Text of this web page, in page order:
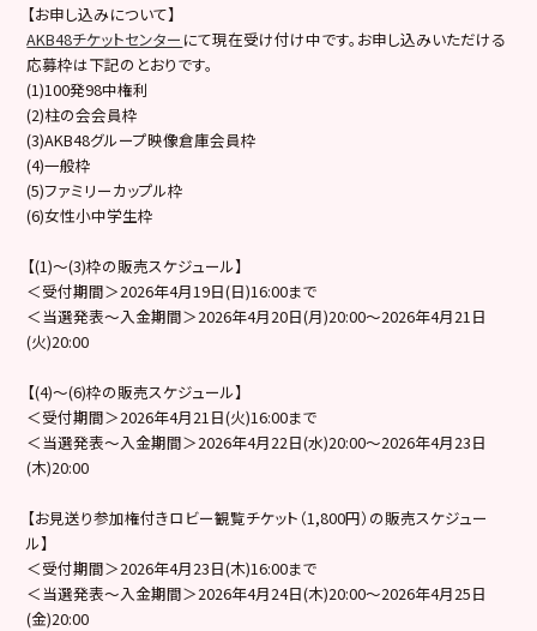
【お申し込みについて】
AKB48チケットセンター にて現在受け付け中です。お申し込みいただける
応募枠は下記のとおりです。
(1)100発98中権利
(2)柱の会会員枠
(3)AKB48グループ映像倉庫会員枠
(4)一般枠
(5)ファミリーカップル枠
(6)女性小中学生枠
【(1)～(3)枠の販売スケジュール】
＜受付期間＞2026年4月19日(日)16:00まで
＜当選発表～入金期間＞2026年4月20日(月)20:00～2026年4月21日
(火)20:00
【(4)〜(6)枠の販売スケジュール】
＜受付期間＞2026年4月21日(火)16:00まで
＜当選発表～入金期間＞2026年4月22日(水)20:00～2026年4月23日
(木)20:00
【お見送り参加権付きロビー観覧チケット（1,800円）の販売スケジュー
ル】
＜受付期間＞2026年4月23日(木)16:00まで
＜当選発表～入金期間＞2026年4月24日(木)20:00～2026年4月25日
(金)20:00